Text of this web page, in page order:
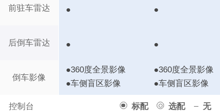
前驻车雷达
后倒车雷达
倒车影像
控制台 标配 选配 无
● ●
● ●
●360度全景影像
●车侧盲区影像
●360度全景影像
●车侧盲区影像